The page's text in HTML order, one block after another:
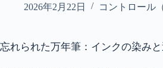
2026年2月22日 コントロール
忘れられた万年筆：インクの染み